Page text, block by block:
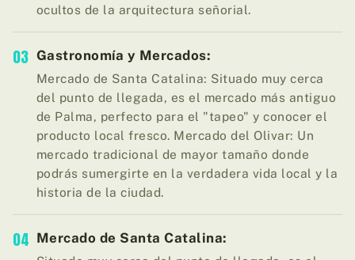
ocultos de la arquitectura señorial.
03 Gastronomía y Mercados:
Mercado de Santa Catalina: Situado muy cerca
del punto de llegada, es el mercado más antiguo
de Palma, perfecto para el "tapeo" y conocer el
producto local fresco. Mercado del Olivar: Un
mercado tradicional de mayor tamaño donde
podrás sumergirte en la verdadera vida local y la
historia de la ciudad.
04 Mercado de Santa Catalina: